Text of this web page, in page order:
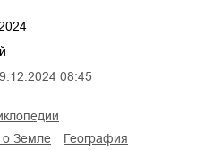
08:45
о Земле
география